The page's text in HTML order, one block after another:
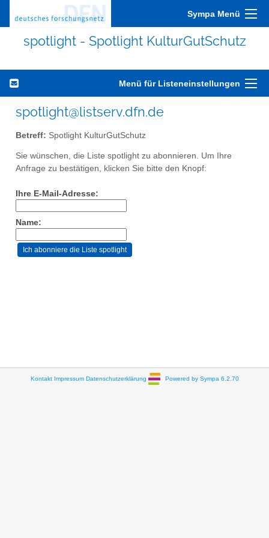
Sympa Menü
spotlight - Spotlight KulturGutSchutz
Menü für Listeneinstellungen
spotlight@listserv.dfn.de
Betreff: Spotlight KulturGutSchutz
Sie wünschen, die Liste spotlight zu abonnieren. Um Ihre
Anfrage zu bestätigen, klicken Sie bitte den Knopf:
Ihre E-Mail-Adresse:
Name:
Kontakt Impressum Datenschutzerklärung Powered by Sympa 6.2.70